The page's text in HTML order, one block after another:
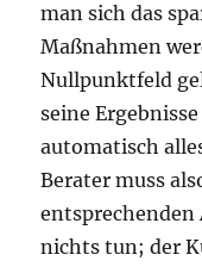
man sich das
Maßnahmen
Nullpunktfeld
seine
automatisch
Berater muss
entsprechenden
nichts tun; der